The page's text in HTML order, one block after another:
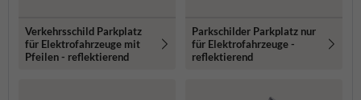
Verkehrsschild Parkplatz
für Elektrofahrzeuge mit
Pfeilen - reflektierend
Parkschilder Parkplatz nur
für Elektrofahrzeuge -
reflektierend